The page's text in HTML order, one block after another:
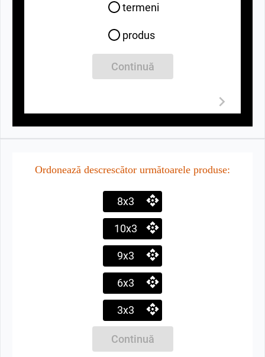
termeni
produs
Continuă
Ordonează descrescător următoarele produse:
8x3
10x3
9x3
6x3
3x3
Continuă